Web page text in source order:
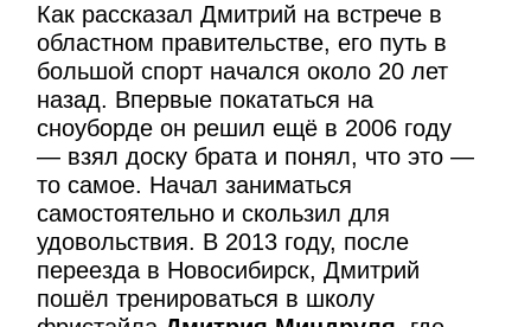
Как рассказал Дмитрий на встрече в
областном правительстве, его путь в
большой спорт начался около 20 лет
назад. Впервые покататься на
сноуборде он решил ещё в 2006 году
— взял доску брата и понял, что это —
то самое. Начал заниматься
самостоятельно и скользил для
удовольствия. В 2013 году, после
переезда в Новосибирск, Дмитрий
пошёл тренироваться в школу